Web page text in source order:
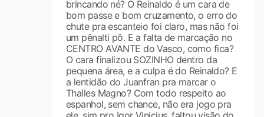
brincando né? O Reinaldo é um cara de
bom passe e bom cruzamento, o erro do
chute pra escanteio foi claro, mas não foi
um pênalti pô. E a falta de marcação no
CENTRO AVANTE do Vasco, como fica?
O cara finalizou SOZINHO dentro da
pequena área, e a culpa é do Reinaldo? E
a lentidão do Juanfran pra marcar o
Thalles Magno? Com todo respeito ao
espanhol, sem chance, não era jogo pra